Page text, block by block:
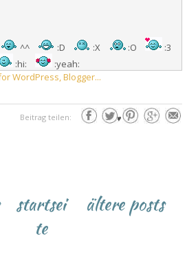
^^ :D :X :O
:3
:hi:
:yeah:
♥
Beitrag teilen:
ältere posts
startsei
te